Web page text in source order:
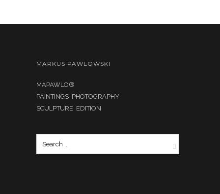
MARKUS PAWLOWSKI
MAPAWLO®
PAINTINGS PHOTOGRAPHY
SCULPTURE EDITION